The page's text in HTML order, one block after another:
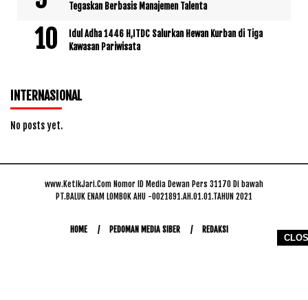
Tegaskan Berbasis Manajemen Talenta
Idul Adha 1446 H,ITDC Salurkan Hewan Kurban di Tiga
Kawasan Pariwisata
INTERNASIONAL
No posts yet.
www.KetikJari.Com Nomor ID Media Dewan Pers 31170 Di bawah
PT.BALUK ENAM LOMBOK AHU -0021891.AH.01.01.TAHUN 2021
HOME PEDOMAN MEDIA SIBER REDAKSI